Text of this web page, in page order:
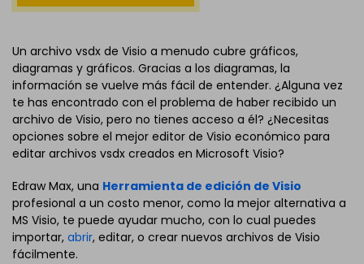
Un archivo vsdx de Visio a menudo cubre gráficos,
diagramas y gráficos. Gracias a los diagramas, la
información se vuelve más fácil de entender. ¿Alguna vez
te has encontrado con el problema de haber recibido un
archivo de Visio, pero no tienes acceso a él? ¿Necesitas
opciones sobre el mejor editor de Visio económico para
editar archivos vsdx creados en Microsoft Visio?
Edraw Max, una Herramienta de edición de Visio
profesional a un costo menor, como la mejor alternativa a
MS Visio, te puede ayudar mucho, con lo cual puedes
importar, abrir, editar, o crear nuevos archivos de Visio
fácilmente.